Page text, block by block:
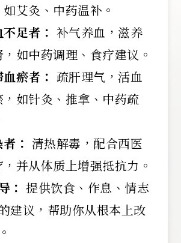
艾灸、中药温补。
足者： 补气养血，滋养
，如中药调理、食疗建议。
瘀者： 疏肝理气，活血
，如针灸、推拿、中药疏
： 清热解毒，配合西医
，并从体质上增强抵抗力。
： 提供饮食、作息、情志
建议，帮助你从根本上改